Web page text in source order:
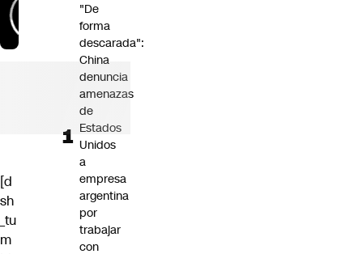
[d
sh
_tu
m
"De
forma
descarada":
China
denuncia
amenazas
de
Estados
Unidos
a
empresa
argentina
por
trabajar
con